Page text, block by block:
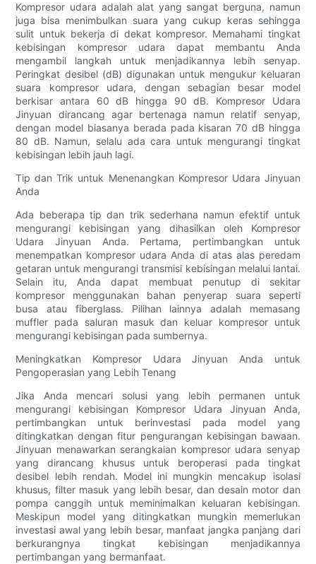
Kompresor udara adalah alat yang sangat berguna, namun
juga bisa menimbulkan suara yang cukup keras sehingga
sulit untuk bekerja di dekat kompresor. Memahami tingkat
kebisingan kompresor udara dapat membantu Anda
mengambil langkah untuk menjadikannya lebih senyap.
Peringkat desibel (dB) digunakan untuk mengukur keluaran
suara kompresor udara, dengan sebagian besar model
berkisar antara 60 dB hingga 90 dB. Kompresor Udara
Jinyuan dirancang agar bertenaga namun relatif senyap,
dengan model biasanya berada pada kisaran 70 dB hingga
80 dB. Namun, selalu ada cara untuk mengurangi tingkat
kebisingan lebih jauh lagi.
Tip dan Trik untuk Menenangkan Kompresor Udara Jinyuan
Anda
Ada beberapa tip dan trik sederhana namun efektif untuk
mengurangi kebisingan yang dihasilkan oleh Kompresor
Udara Jinyuan Anda. Pertama, pertimbangkan untuk
menempatkan kompresor udara Anda di atas alas peredam
getaran untuk mengurangi transmisi kebisingan melalui lantai.
Selain itu, Anda dapat membuat penutup di sekitar
kompresor menggunakan bahan penyerap suara seperti
busa atau fiberglass. Pilihan lainnya adalah memasang
muffler pada saluran masuk dan keluar kompresor untuk
mengurangi kebisingan pada sumbernya.
Meningkatkan Kompresor Udara Jinyuan Anda untuk
Pengoperasian yang Lebih Tenang
Jika Anda mencari solusi yang lebih permanen untuk
mengurangi kebisingan Kompresor Udara Jinyuan Anda,
pertimbangkan untuk berinvestasi pada model yang
ditingkatkan dengan fitur pengurangan kebisingan bawaan.
Jinyuan menawarkan serangkaian kompresor udara senyap
yang dirancang khusus untuk beroperasi pada tingkat
desibel lebih rendah. Model ini mungkin mencakup isolasi
khusus, filter masuk yang lebih besar, dan desain motor dan
pompa canggih untuk meminimalkan keluaran kebisingan.
Meskipun model yang ditingkatkan mungkin memerlukan
investasi awal yang lebih besar, manfaat jangka panjang dari
berkurangnya tingkat kebisingan menjadikannya
pertimbangan yang bermanfaat.